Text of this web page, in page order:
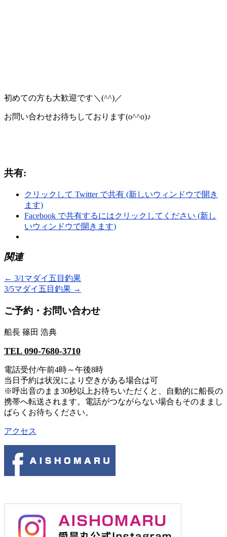
初めての方も大歓迎です＼(^^)／
お問い合わせお待ちしております(o^^o)♪
共有:
クリックして Twitter で共有 (新しいウィンドウで開き
ます)
Facebook で共有するにはクリックしてください (新し
いウィンドウで開きます)
関連
← 3/1マダイ五目釣果
3/5マダイ五目釣果 →
ご予約・お問い合わせ
船長 篠田 浩典
TEL 090-7680-3710
電話受付/午前4時～午後8時
当日予約は状況により空きがある場合は可
※呼出音のまま30秒以上お待ちいただくと、自動的に船長の
携帯へ転送されます。電話がつながらない場合もそのままし
ばらくお待ちください。
アクセス